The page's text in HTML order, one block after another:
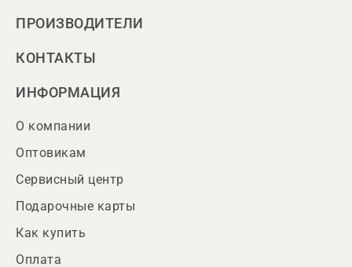
ПРОИЗВОДИТЕЛИ
КОНТАКТЫ
ИНФОРМАЦИЯ
О компании
Оптовикам
Сервисный центр
Подарочные карты
Как купить
Оплата